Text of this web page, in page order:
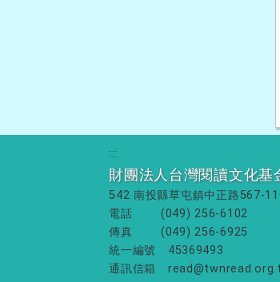
:::
財團法人台灣閱讀文化基
542 南投縣草屯鎮中正路567-
電話
(049) 256-6102
傳真
(049) 256-6925
統一編號
45369493
通訊信箱